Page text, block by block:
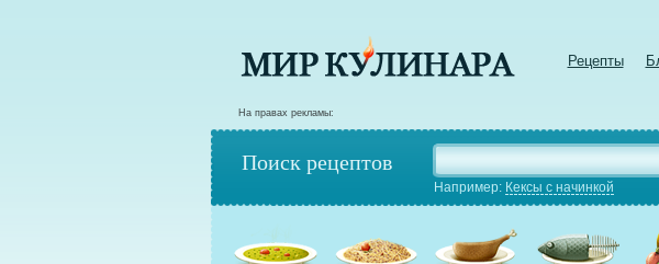
Рецепты
На правах рекламы:
Поиск рецептов
Например: Кексы с начинкой